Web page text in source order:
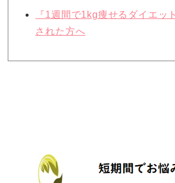
『1週間で1kg痩せるダイエッ
された方へ